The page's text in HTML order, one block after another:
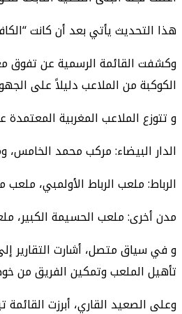
هذا التحديث يأتي بعد أن كانت
الكوكبة من الملاعب دليلاً على
و ​تتوزع الملاعب المغربية
​الدار البيضاء: مركب محمد الخامس،
​الرباط: ملعب الرباط الأولمبي،
​مدن أخرى: ملعب الحسيمة الكبير،
و ​في سياق متصل، أشارت التقارير
تأهيل الملعب وتمكين الفريق من
وعلى الصعيد القاري، أبرزت